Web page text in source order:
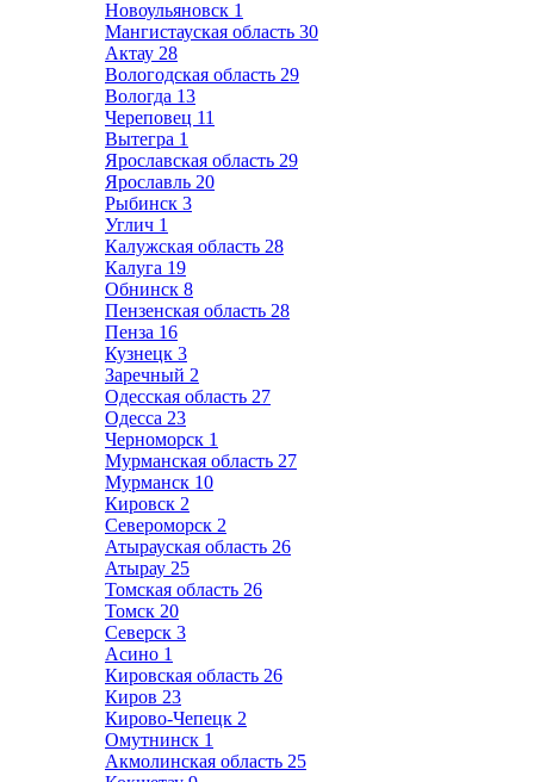
Новоульяновск 1
Мангистауская область 30
Актау 28
Вологодская область 29
Вологда 13
Череповец 11
Вытегра 1
Ярославская область 29
Ярославль 20
Рыбинск 3
Углич 1
Калужская область 28
Калуга 19
Обнинск 8
Пензенская область 28
Пенза 16
Кузнецк 3
Заречный 2
Одесская область 27
Одесса 23
Черноморск 1
Мурманская область 27
Мурманск 10
Кировск 2
Североморск 2
Атырауская область 26
Атырау 25
Томская область 26
Томск 20
Северск 3
Асино 1
Кировская область 26
Киров 23
Кирово-Чепецк 2
Омутнинск 1
Акмолинская область 25